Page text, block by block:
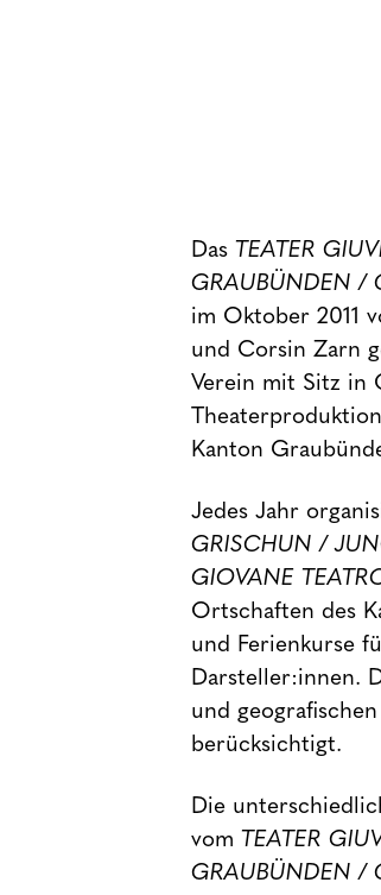
Das TEATER
GRAUBÜNDEN /
im Oktober 2011
und Corsin Zarn
Verein mit Sitz in
Kanton
Jedes Jahr
GRISCHUN /
GIOVANE
Ortschaften des
und Ferienkurse
Darsteller:innen.
und
berücksichtigt.
Die
vom TEATER
GRAUBÜNDEN /